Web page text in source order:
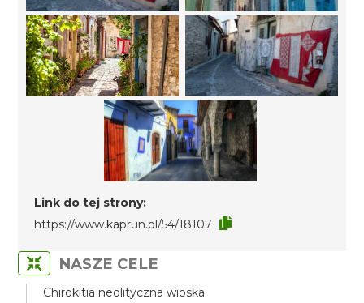
Link do tej strony:
https://www.kaprun.pl/54/18107
NASZE CELE
Chirokitia neolityczna wioska